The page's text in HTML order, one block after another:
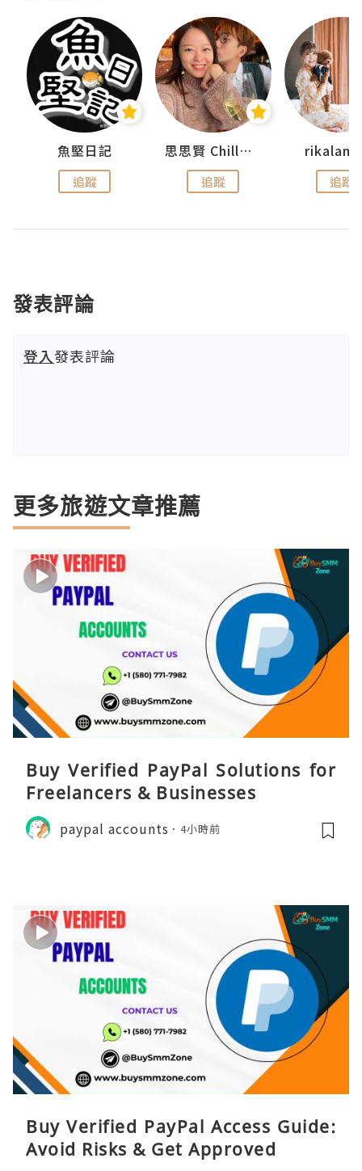
魚堅日記
追蹤
思思賢 ChillMyBabe
追蹤 追蹤
發表評論
登入發表評論
更多旅遊文章推薦
Buy Verified PayPal Solutions for
Freelancers & Businesses
paypal accounts 4小時前
Buy Verified PayPal Access Guide:
Avoid Risks & Get Approved